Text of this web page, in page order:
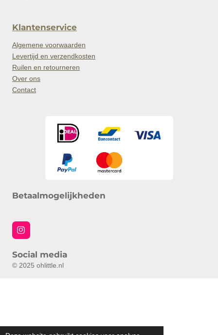
Klantenservice
Algemene voorwaarden
Levertijd en verzendkosten
Ruilen en retourneren
Over ons
Contact
Betaalmogelijkheden
I
n
t
a
Social media
© 2025 ohlittle.nl